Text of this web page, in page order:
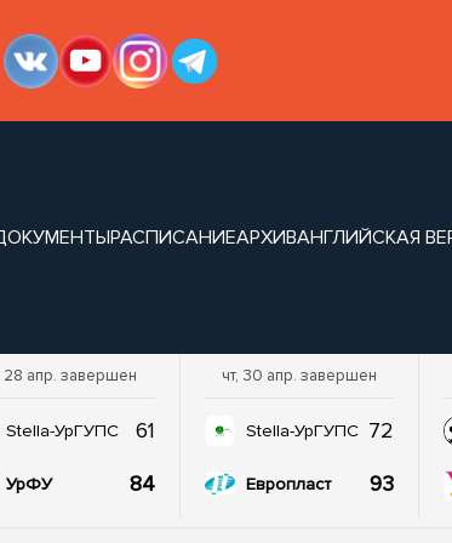
РАСПИСАНИЕАРХИВАНГЛИЙСКАЯ
28 апр. завершен
Stella-УрГУПС 61
УрФУ 84
чт, 30 апр. завершен
Stella-УрГУПС 72
Европласт 93